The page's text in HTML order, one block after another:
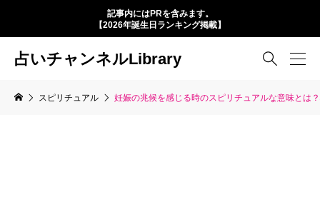
記事内にはPRを含みます。
【2026年誕生日ランキング掲載】
占いチャンネルLibrary 
スピリチュアル 妊娠の兆候を感じる時のスピリチュアルな意味とは